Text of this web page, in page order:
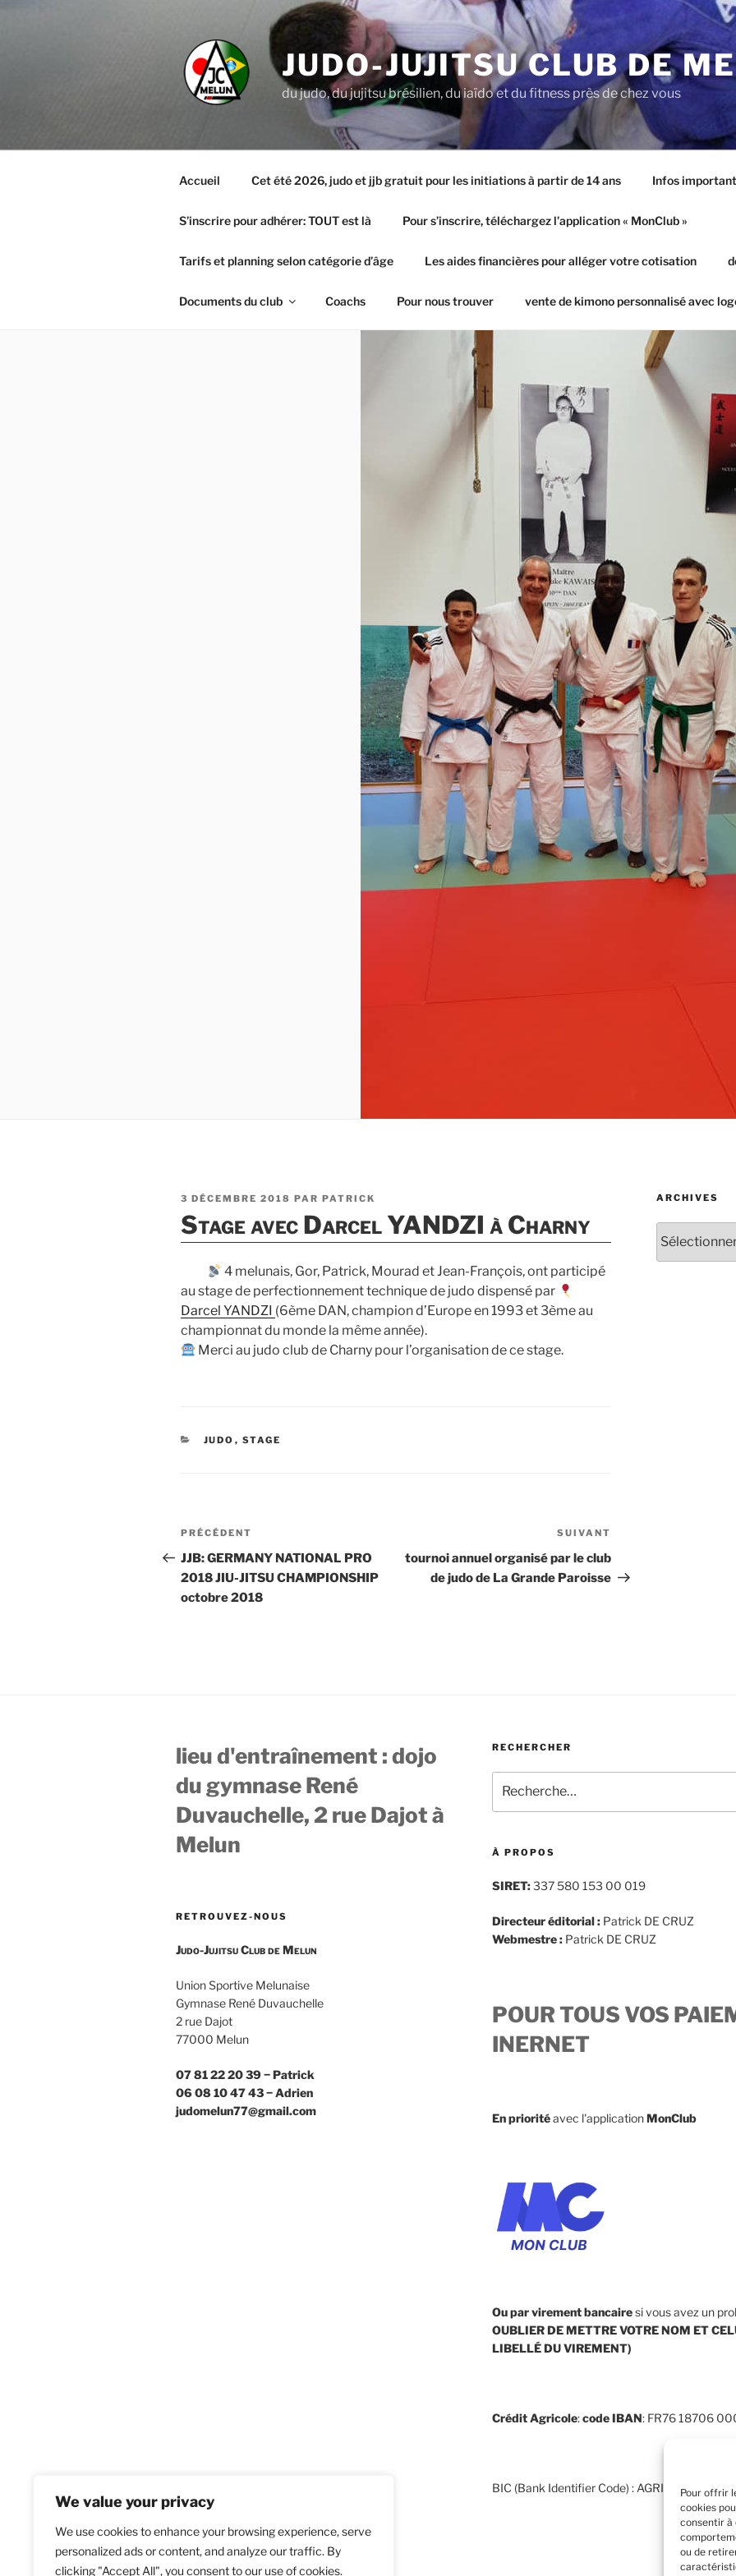
We value your privacy
We use cookies to enhance your browsing experience, serve
personalized ads or content, and analyze our traffic. By
clicking "Accept All", you consent to our use of cookies.
Pour offrir
cookies
consentir à
ou de
JUDO-JUJITSU CLUB DE
du judo, du jujitsu brésilien, du iaïdo et du fitness près de chez vous
Accueil Cet été 2026, judo et jjb gratuit pour les initiations à partir de 14 ans Infos
S’inscrire pour adhérer: TOUT est là Pour s’inscrire, téléchargez l’application « MonClub »
Tarifs et planning selon catégorie d’âge Les aides financières pour alléger votre cotisation
Documents du club Coachs Pour nous trouver vente de kimono personnalisé avec
PUBLIÉ
3 DÉCEMBRE 2018 PAR PATRICK
Stage avec Darcel YANDZI à Charny
4 melunais, Gor, Patrick, Mourad et Jean-François, ont participé
au stage de perfectionnement technique de judo dispensé par
Darcel YANDZI (6ème DAN, champion d’Europe en 1993 et 3ème au
championnat du monde la même année).
Merci au judo club de Charny pour l’organisation de ce stage.
CATÉGORIES
JUDO , STAGE
Navigation
de
l’article
Article
précédent
PRÉCÉDENT
JJB: GERMANY NATIONAL PRO
2018 JIU-JITSU CHAMPIONSHIP
octobre 2018
suivant
SUIVANT
tournoi annuel organisé par le club
de judo de La Grande Paroisse
ARCHIVES
lieu d'entraînement : dojo
du gymnase René
Duvauchelle, 2 rue Dajot à
Melun
RETROUVEZ-NOUS
Judo-Jujitsu Club de Melun
Union Sportive Melunaise
Gymnase René Duvauchelle
2 rue Dajot
77000 Melun
07 81 22 20 39 − Patrick
06 08 10 47 43 − Adrien
judomelun77@gmail.com
RECHERCHER
pour
:
À PROPOS
SIRET:337 580 153 00 019
Directeur éditorial :Patrick DE CRUZ
Webmestre :Patrick DE CRUZ
POUR TOUS VOS
INERNET
En prioritéavec l'applicationMonClub
Ou par virement bancairesi vous avez un
OUBLIER DE METTRE VOTRE NOM ET
LIBELLÉ DU VIREMENT)
Crédit Agricole:codeIBAN: FR76 18706
BIC (Bank Identifier Code) : AGRIFRPP887